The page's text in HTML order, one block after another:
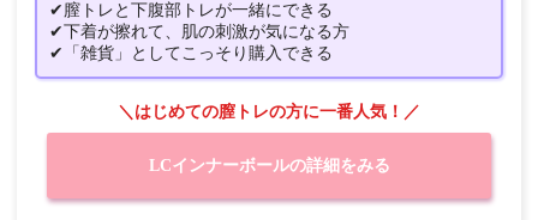
✔膣トレと下腹部トレが一緒にできる
✔下着が擦れて、肌の刺激が気になる方
✔「雑貨」としてこっそり購入できる
＼はじめての膣トレの方に一番人気！／
LCインナーボールの詳細をみる